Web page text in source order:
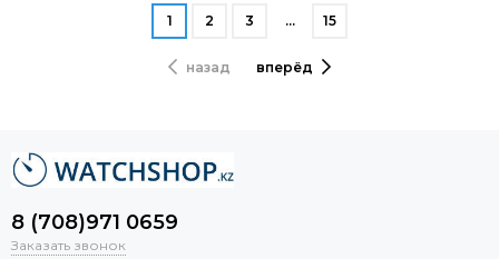
назад
1 2 3 … 15
вперёд
8 (708)971 0659
Заказать звонок